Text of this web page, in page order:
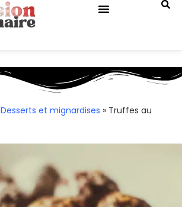
Desserts et mignardises » Truffes au